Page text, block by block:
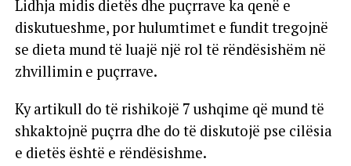
Lidhja midis dietës dhe puçrrave ka qenë e
diskutueshme, por hulumtimet e fundit tregojnë
se dieta mund të luajë një rol të rëndësishëm në
zhvillimin e puçrrave.
Ky artikull do të rishikojë 7 ushqime që mund të
shkaktojnë puçrra dhe do të diskutojë pse cilësia
e dietës është e rëndësishme.